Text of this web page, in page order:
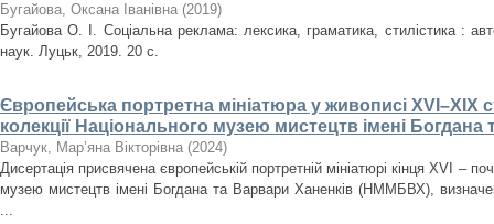
Бугайова, Оксана Іванівна (2019)
Бугайова О. І. Соціальна реклама: лексика, граматика, стилістика :
наук. Луцьк, 2019. 20 с.
Європейська портретна мініатюра у живописі XVI–XIX
колекції Національного музею мистецтв імені Богдана
Варчук, Мар’яна Вікторівна (2024)
Дисертація присвячена європейській портретній мініатюрі кінця XVI –
музею мистецтв імені Богдана та Варвари Ханенків (НММБВХ),
...